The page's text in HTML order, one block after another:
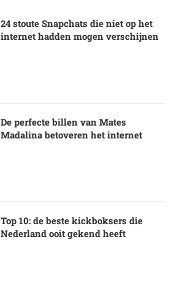
24 stoute Snapchats die niet op het
internet hadden mogen verschijnen
De perfecte billen van Mates
Madalina betoveren het internet
Top 10: de beste kickboksers die
Nederland ooit gekend heeft